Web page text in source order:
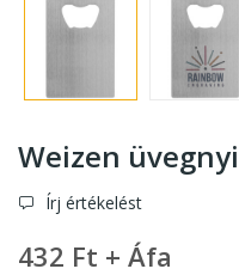
Weizen
Írj értékelést
432 Ft + Áfa